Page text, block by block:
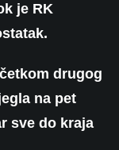
je RK
drugog
na pet
sve do kraja